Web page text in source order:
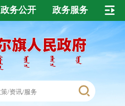
政务公开 政务服务